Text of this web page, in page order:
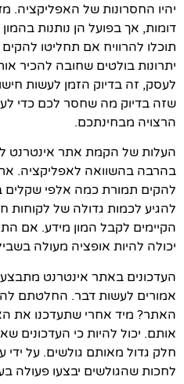
יהיו החסרונות של האפליקציה.
דומות, אך בפועל הן נותנות
תוכלו להרוויח אם תחליטו
יתרונות בולטים שחובה להכיר
לעסק, זה בדיוק הזמן לעשות
שזה בדיוק מה שחסר לכם כדי
הרצויה מבחינתכם.
העלות של הקמת אתר אינטרנט
בהרבה בהשוואה לאפליקציה.
להקים תמורת כמה אלפי
להגיע לכמות גדולה של לקוחות
הקיימים לקבל המון מידע. אם
יכולה להיות אופציה מעולה
העדכונים באתר אינטרנט
אמורים לעשות דבר. החלטתם
האתר? מיד אחרי שתעדכנו את
אותם. יכול להיות כי העדכונים
חלק גדול מאותם גולשים. על ידי
לחכות שהגולשים יבצעו פעולה